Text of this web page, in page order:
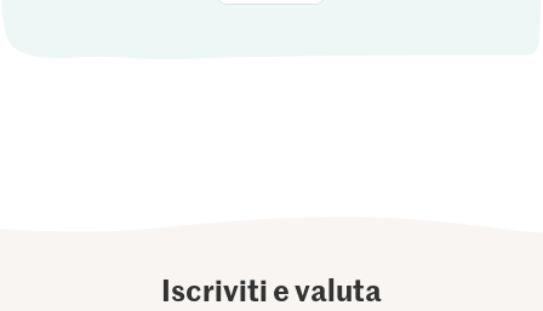
Iscriviti e valuta